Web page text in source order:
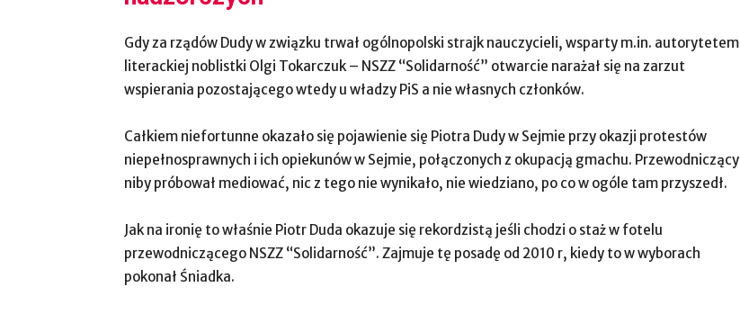
Gdy za rządów Dudy w związku trwał ogólnopolski strajk nauczycieli, wsparty m.in. autorytetem
literackiej noblistki Olgi Tokarczuk – NSZZ “Solidarność” otwarcie narażał się na zarzut
wspierania pozostającego wtedy u władzy PiS a nie własnych członków.
Całkiem niefortunne okazało się pojawienie się Piotra Dudy w Sejmie przy okazji protestów
niepełnosprawnych i ich opiekunów w Sejmie, połączonych z okupacją gmachu. Przewodniczący
niby próbował mediować, nic z tego nie wynikało, nie wiedziano, po co w ogóle tam przyszedł.
Jak na ironię to właśnie Piotr Duda okazuje się rekordzistą jeśli chodzi o staż w fotelu
przewodniczącego NSZZ “Solidarność”. Zajmuje tę posadę od 2010 r, kiedy to w wyborach
pokonał Śniadka.